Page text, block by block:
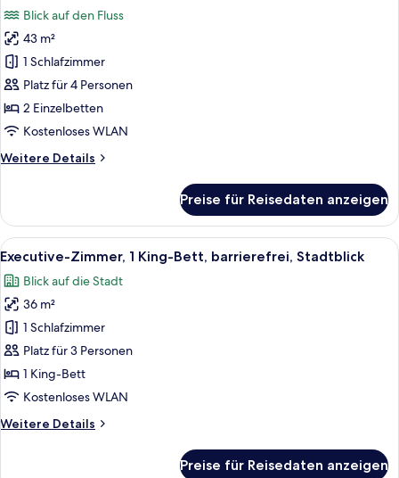
Familienzimmer,
2 Einzelbetten,
Verbindungszimmer
(Nile
View)
anzeigen
Blick auf den Fluss
43 m²
1 Schlafzimmer
Platz für 4 Personen
2 Einzelbetten
Kostenloses WLAN
Weitere Details
Weitere
2 Einzelbetten,
Verbindungszimmer
(Nile
Preise für Reisedaten anzeigen
Alle
Fotos
für
Executive-
Zimmer,
1 King-
Bett,
barrierefrei,
anzeigen
Ein Hotelzimmer mit einem großen
5
Executive-Zimmer, 1 King-Bett, barrierefrei, Stadtblick
Blick auf die Stadt
36 m²
1 Schlafzimmer
Platz für 3 Personen
1 King-Bett
Kostenloses WLAN
Weitere Details
Weitere
Preise für Reisedaten anzeigen